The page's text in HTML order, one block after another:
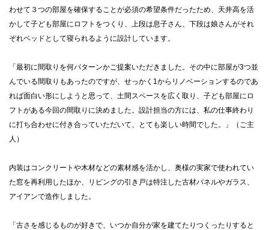
わせて３つの部屋を確保することが必須の希望条件だったため、天井高を活
かして子ども部屋にロフトをつくり、上段は息子さん、下段は娘さんがそれ
ぞれベッドとして寝られるように設計しています。
「最初に間取りを何パターンかご提案いただきました。その中に部屋が3つ並
んでいる間取りもあったのですが、せっかく1からリノベーションするのであ
れば面白い形にしようと思って、土間スペースを広く取り、子ども部屋にロ
フトがある今回の間取りに決めました。設計担当の方には、私の仕事終わり
に打ち合わせに付き合っていただいて、とても楽しい時間でした。」（ご主
人）
内装はコンクリートや木材などの素材感を活かし、奥様の実家で使われてい
た窓を再利用したほか、リビングの引き戸は特注した古材パネルやガラス、
アイアンで造作しました。
「古さを感じるものが好きで、いつか自分が家を建てたりつくったりすると